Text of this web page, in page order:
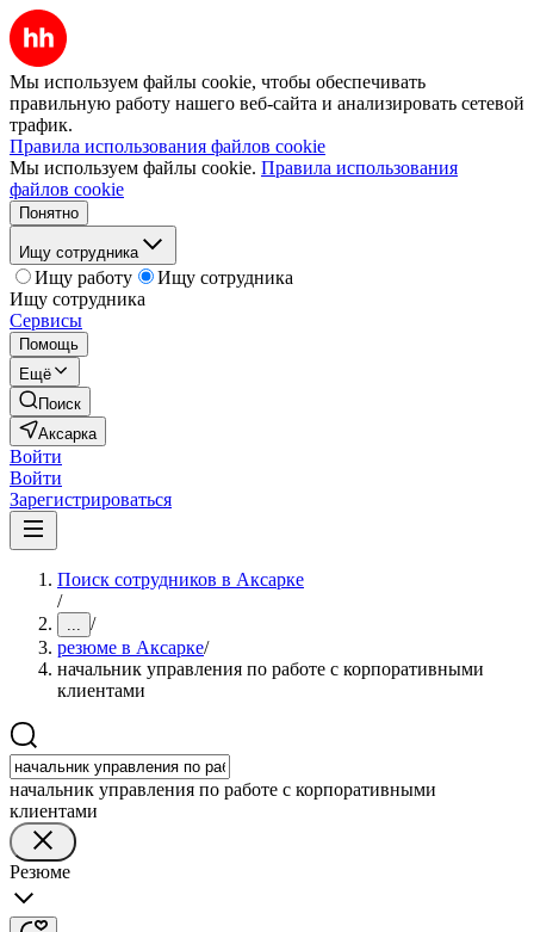
Мы используем файлы cookie, чтобы обеспечивать
правильную работу нашего веб-сайта и анализировать сетевой
трафик.
Правила использования файлов cookie
Мы используем файлы cookie. Правила использования
файлов cookie
Понятно
Ищу сотрудника
Ищу работу
Ищу сотрудника
Ищу сотрудника
Сервисы
Помощь
Ещё
Поиск
Аксарка
Войти
Войти
Зарегистрироваться
Поиск сотрудников в Аксарке
/
... /
резюме в Аксарке/
начальник управления по работе с корпоративными
клиентами
начальник управления по работе с корпоративными
клиентами
Резюме